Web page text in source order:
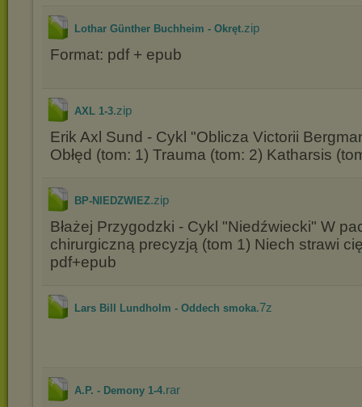
Lothar Günther Buchheim - Okręt.zip
Format: pdf + epub
AXL 1-3.zip
Erik Axl Sund - Cykl "Oblicza Victorii
Obłęd (tom: 1) Trauma (tom: 2) Katharsis
BP-NIEDZWIEZ.zip
Błażej Przygodzki - Cykl "Niedźwiecki" W
chirurgiczną precyzją (tom 1) Niech strawi
pdf+epub
Lars Bill Lundholm - Oddech smoka.7z
A.P. - Demony 1-4.rar